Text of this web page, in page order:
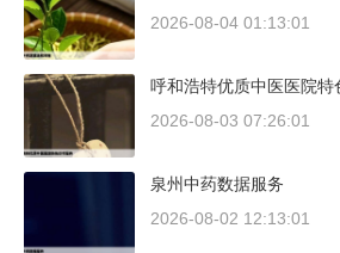
2026-08-04 01:13:01
呼和浩特优质中医医院特
2026-08-03 07:26:01
泉州中药数据服务
2026-08-02 12:13:01